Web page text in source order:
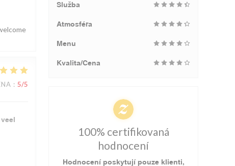
: 5/5
Služba
Atmosféra
Menu
Kvalita/Cena
100% certifikovaná
hodnocení
Hodnocení poskytují pouze klienti,